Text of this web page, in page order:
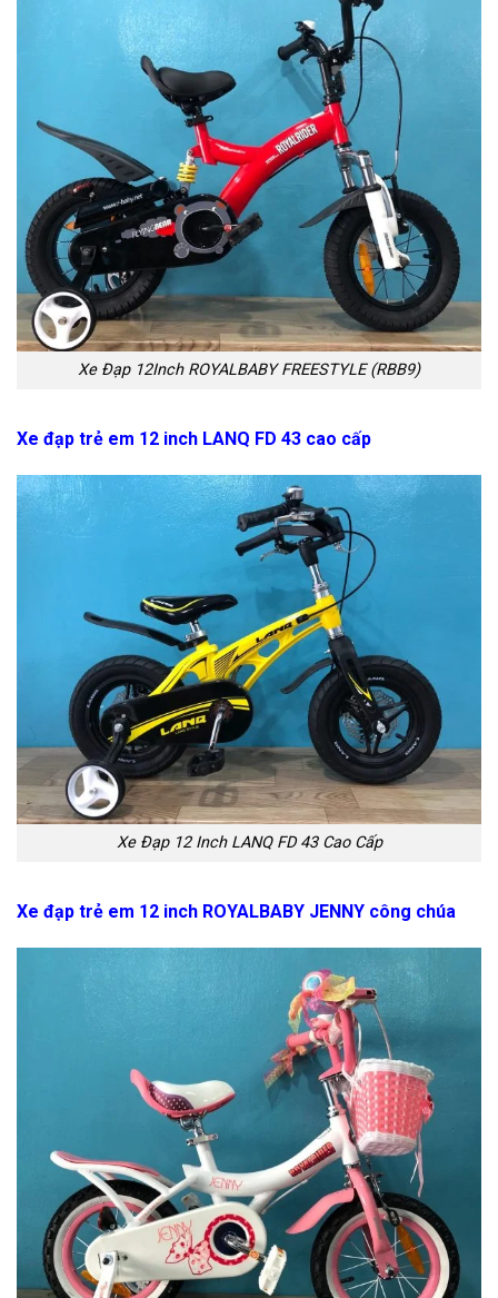
Xe Đạp 12Inch ROYALBABY FREESTYLE (RBB9)
Xe đạp trẻ em 12 inch LANQ FD 43 cao cấp
Xe Đạp 12 Inch LANQ FD 43 Cao Cấp
Xe đạp trẻ em 12 inch ROYALBABY JENNY công chúa